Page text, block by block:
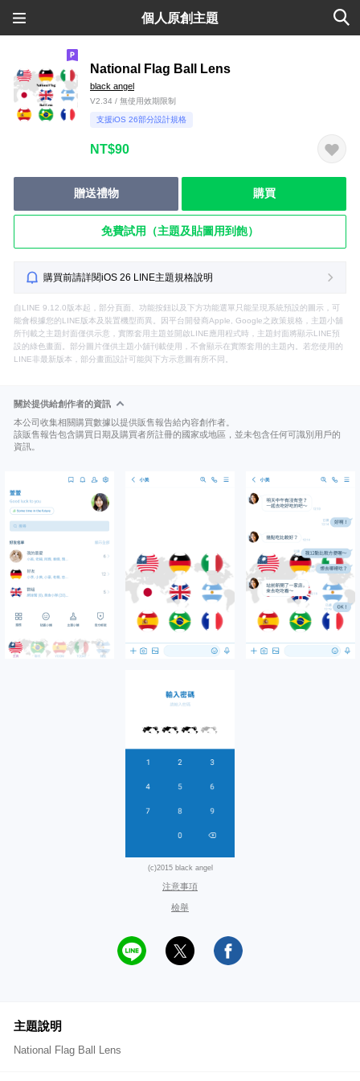
個人原創主題
National Flag Ball Lens
black angel
V2.34 / 無使用效期限制
支援iOS 26部分設計規格
NT$90
贈送禮物 購買
免費試用（主題及貼圖用到飽）
購買前請詳閱iOS 26 LINE主題規格說明
自LINE 9.12.0版本起，部分頁面、功能按鈕以及下方功能選單只能呈現系統預設的圖示，可
能會根據您的LINE版本及裝置機型而異。因平台開發商Apple, Google之政策規格，主題小舖
所刊載之主題封面僅供示意，實際套用主題並開啟LINE應用程式時，主題封面將顯示LINE預
設的綠色畫面。部分圖片僅供主題小舖刊載使用，不會顯示在實際套用的主題內。若您使用的
LINE非最新版本，部分畫面設計可能與下方示意圖有所不同。
關於提供給創作者的資訊
本公司收集相關購買數據以提供販售報告給內容創作者。
該販售報告包含購買日期及購買者所註冊的國家或地區，並未包含任何可識別用戶的
資訊。
(c)2015 black angel
注意事項
檢舉
主題說明
National Flag Ball Lens